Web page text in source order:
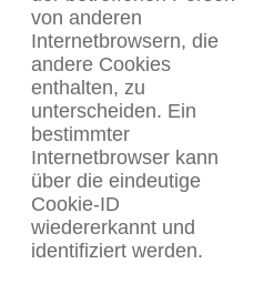
von anderen
Internetbrowsern, die
andere Cookies
enthalten, zu
unterscheiden. Ein
bestimmter
Internetbrowser kann
über die eindeutige
Cookie-ID
wiedererkannt und
identifiziert werden.